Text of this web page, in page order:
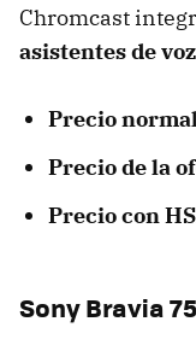
Chromcast
asistentes de voz
Precio
Precio de la
Precio con
Sony Bravia